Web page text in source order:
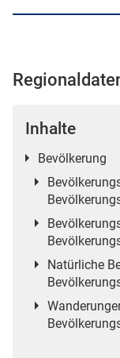
Inhalte
Bevölkerung
Natürliche